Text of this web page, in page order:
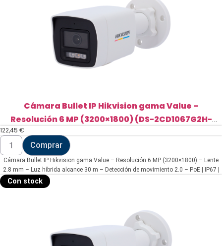
Cámara Bullet IP Hikvision gama Value –
Resolución 6 MP (3200×1800) (DS-2CD1067G2H-
LIU(2.8mm))
122,45 €
Cámara
Bullet
IP
Hikvision
gama
Value
-
2CD1067G2H-
Comprar
Cámara Bullet IP Hikvision gama Value – Resolución 6 MP (3200×1800) – Lente
2.8 mm – Luz híbrida alcance 30 m – Detección de movimiento 2.0 – PoE | IP67 |
Con stock